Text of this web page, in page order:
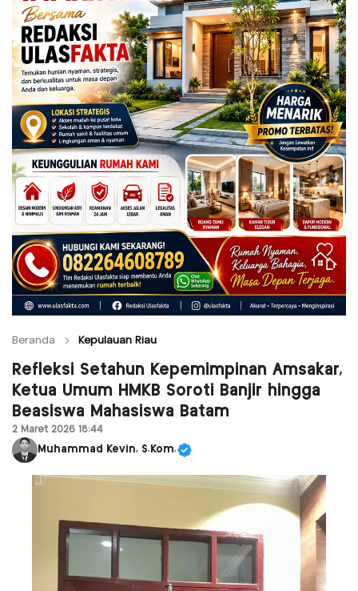
Beranda Kepulauan Riau
Refleksi Setahun Kepemimpinan Amsakar,
Ketua Umum HMKB Soroti Banjir hingga
Beasiswa Mahasiswa Batam
2 Maret 2026 18:44
Muhammad Kevin, S.Kom.